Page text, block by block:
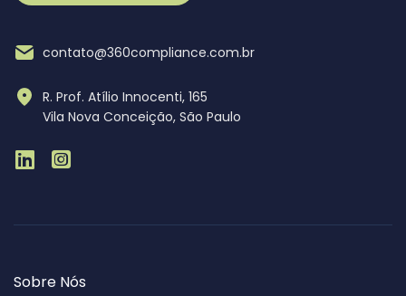
Sobre Nós
contato@360compliance.com.br
R. Prof. Atílio Innocenti, 165
Vila Nova Conceição, São Paulo